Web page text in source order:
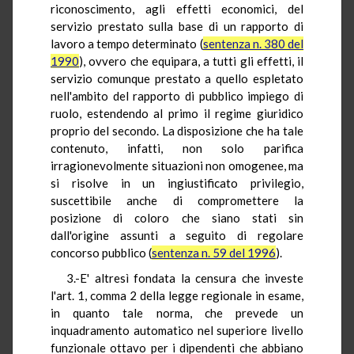
riconoscimento, agli effetti economici, del
servizio prestato sulla base di un rapporto di
lavoro a tempo determinato (sentenza n. 380 del
1990), ovvero che equipara, a tutti gli effetti, il
servizio comunque prestato a quello espletato
nell'ambito del rapporto di pubblico impiego di
ruolo, estendendo al primo il regime giuridico
proprio del secondo. La disposizione che ha tale
contenuto, infatti, non solo parifica
irragionevolmente situazioni non omogenee, ma
si risolve in un ingiustificato privilegio,
suscettibile anche di compromettere la
posizione di coloro che siano stati sin
dall'origine assunti a seguito di regolare
concorso pubblico (sentenza n. 59 del 1996).
3.-E' altresì fondata la censura che investe
l'art. 1, comma 2 della legge regionale in esame,
in quanto tale norma, che prevede un
inquadramento automatico nel superiore livello
funzionale ottavo per i dipendenti che abbiano